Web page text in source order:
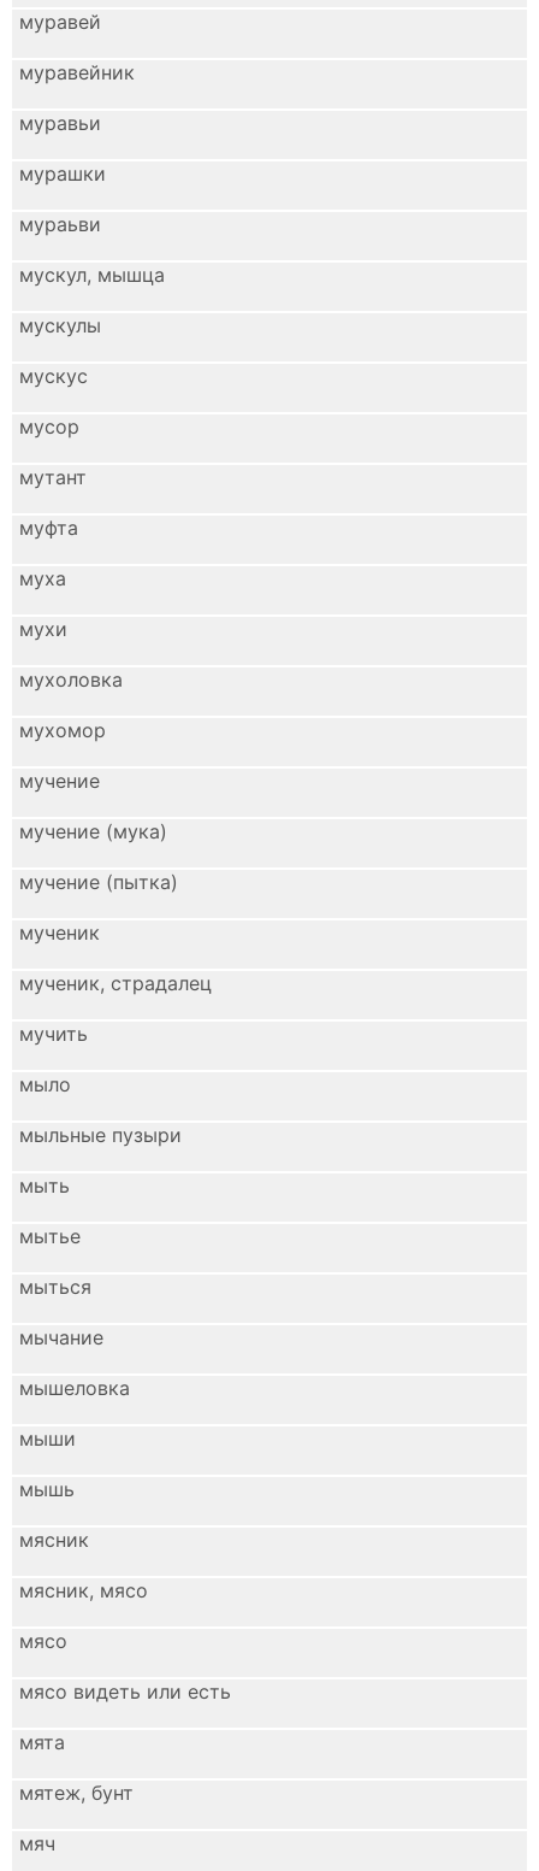
муравей
муравейник
муравьи
мурашки
мураьви
мускул, мышца
мускулы
мускус
мусор
мутант
муфта
муха
мухи
мухоловка
мухомор
мучение
мучение (мука)
мучение (пытка)
мученик
мученик, страдалец
мучить
мыло
мыльные пузыри
мыть
мытье
мыться
мычание
мышеловка
мыши
мышь
мясник
мясник, мясо
мясо
мясо видеть или есть
мята
мятеж, бунт
мяч